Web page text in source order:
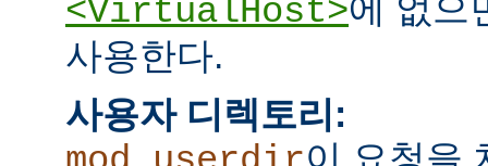
<VirtualHost>에 없으
사용한다.
사용자 디렉토리:
이 요청을